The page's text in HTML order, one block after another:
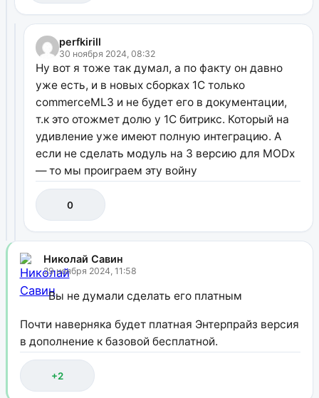
perfkirill
30 ноября 2024, 08:32
Ну вот я тоже так думал, а по факту он давно
уже есть, и в новых сборках 1С только
commerceML3 и не будет его в документации,
т.к это отожмет долю у 1С битрикс. Который на
удивление уже имеют полную интеграцию. А
если не сделать модуль на 3 версию для MODx
— то мы проиграем эту войну
0
Николай Савин
29 ноября 2024, 11:58
Вы не думали сделать его платным
Почти наверняка будет платная Энтерпрайз версия
в дополнение к базовой бесплатной.
+2